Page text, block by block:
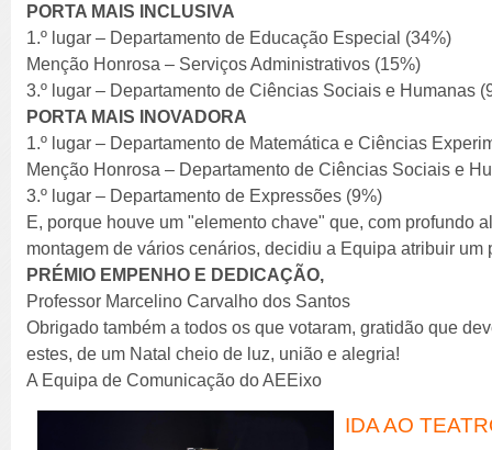
PORTA MAIS INCLUSIVA
1.º lugar – Departamento de Educação Especial (34%)
Menção Honrosa – Serviços Administrativos (15%)
3.º lugar – Departamento de Ciências Sociais e Humanas
PORTA MAIS INOVADORA
1.º lugar – Departamento de Matemática e Ciências
Menção Honrosa – Departamento de Ciências Sociais e
3.º lugar – Departamento de Expressões (9%)
E, porque houve um "elemento chave" que, com profundo
montagem de vários cenários, decidiu a Equipa atribuir um
PRÉMIO EMPENHO E DEDICAÇÃO,
Professor Marcelino Carvalho dos Santos
Obrigado também a todos os que votaram, gratidão que
estes, de um Natal cheio de luz, união e alegria!
A Equipa de Comunicação do AEEixo
IDA AO